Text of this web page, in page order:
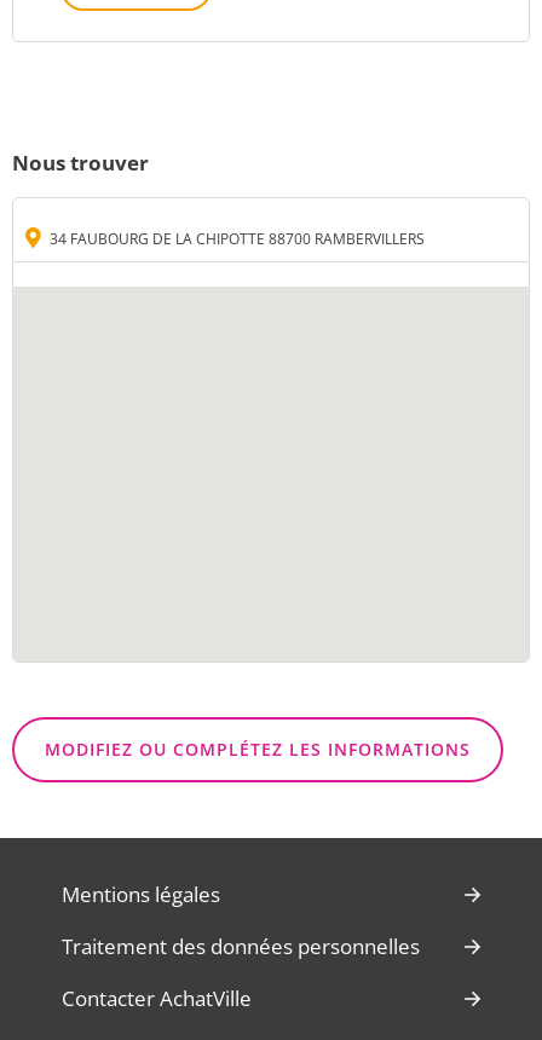
Nous trouver
34 FAUBOURG DE LA CHIPOTTE 88700 RAMBERVILLERS
MODIFIEZ OU COMPLÉTEZ LES INFORMATIONS
Mentions légales
Traitement des données personnelles
Contacter AchatVille